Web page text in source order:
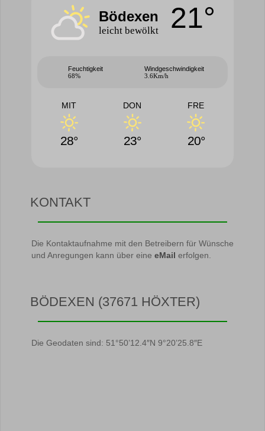
Bödexen
leicht bewölkt 21°
Feuchtigkeit
68%
Windgeschwindigkeit
3.6Km/h
MIT
28°
DON
23°
FRE
20°
KONTAKT
Die Kontaktaufnahme mit den Betreibern für Wünsche
und Anregungen kann über eine eMail erfolgen.
BÖDEXEN (37671 HÖXTER)
Die Geodaten sind: 51°50’12.4″N 9°20’25.8″E